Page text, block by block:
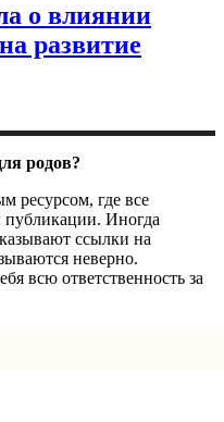
о влиянии
развитие
родов?
ресурсом, где все
публикации. Иногда
ссылки на
неверно.
всю ответственность за